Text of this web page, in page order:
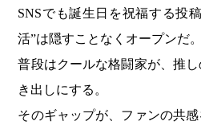
SNSでも誕生日を祝福する投
活”は隠すことなくオープンだ。
普段はクールな格闘家が、推
き出しにする。
そのギャップが、ファンの共